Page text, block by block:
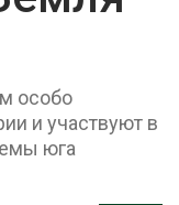
особо
и участвуют в
юга